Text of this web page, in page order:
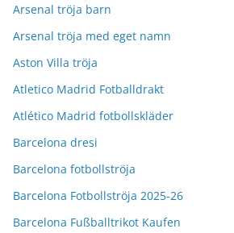
Arsenal tröja barn
Arsenal tröja med eget namn
Aston Villa tröja
Atletico Madrid Fotballdrakt
Atlético Madrid fotbollskläder
Barcelona dresi
Barcelona fotbollströja
Barcelona Fotbollströja 2025-26
Barcelona Fußballtrikot Kaufen